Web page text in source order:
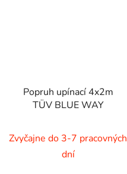
Popruh upínací 4x2m
TÜV BLUE WAY
Zvyčajne do 3-7 pracovných
dní